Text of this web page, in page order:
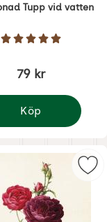
kor
Tupp vid vatten
Betyg: 5 Stjärnor
79 kr
Köp
Tupp vid